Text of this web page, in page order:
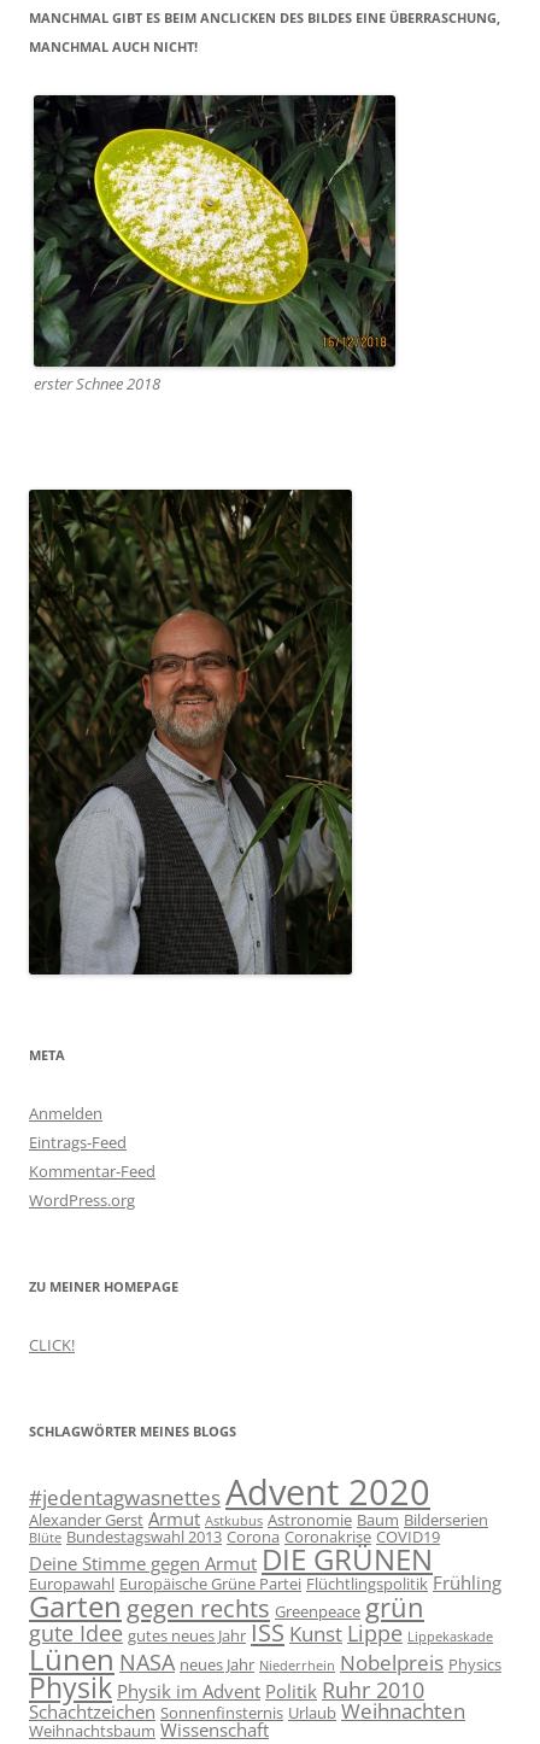
MANCHMAL GIBT ES BEIM ANCLICKEN DES BILDES EINE ÜBERRASCHUNG,
MANCHMAL AUCH NICHT!
erster Schnee 2018
META
Anmelden
Eintrags-Feed
Kommentar-Feed
WordPress.org
ZU MEINER HOMEPAGE
CLICK!
SCHLAGWÖRTER MEINES BLOGS
#jedentagwasnettesAdvent 2020
Alexander Gerst Armut Astkubus Astronomie Baum Bilderserien
Blüte Bundestagswahl 2013 Corona Coronakrise COVID19
Deine Stimme gegen Armut DIE GRÜNEN
Europawahl Europäische Grüne Partei Flüchtlingspolitik Frühling
Garten gegen rechts Greenpeace grün
gute Idee gutes neues Jahr ISS Kunst Lippe Lippekaskade
Lünen NASA neues Jahr Niederrhein Nobelpreis Physics
Physik Physik im Advent Politik Ruhr 2010
Schachtzeichen Sonnenfinsternis Urlaub Weihnachten
Weihnachtsbaum Wissenschaft